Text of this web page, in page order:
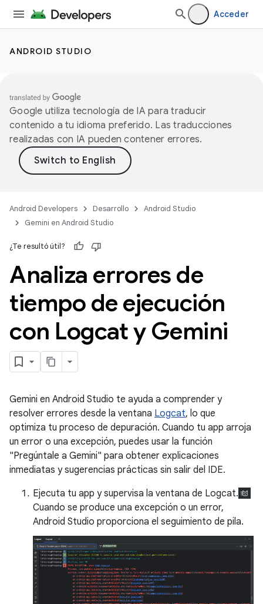
Acceder
ANDROID STUDIO
Google utiliza tecnología de IA para traducir
contenido a tu idioma preferido. Las traducciones
realizadas con IA pueden contener errores.
Android Developers Desarrollo
Android Studio
Gemini en Android Studio
¿Te resultó útil?
Analiza errores de
tiempo de ejecución
con Logcat y Gemini
Gemini en Android Studio te ayuda a comprender y
resolver errores desde la ventana Logcat, lo que
optimiza tu proceso de depuración. Cuando tu app arroja
un error o una excepción, puedes usar la función
"Pregúntale a Gemini" para obtener explicaciones
inmediatas y sugerencias prácticas sin salir del IDE.
Ejecuta tu app y supervisa la ventana de Logcat.
Cuando se produce una excepción o un error,
Android Studio proporciona el seguimiento de pila.